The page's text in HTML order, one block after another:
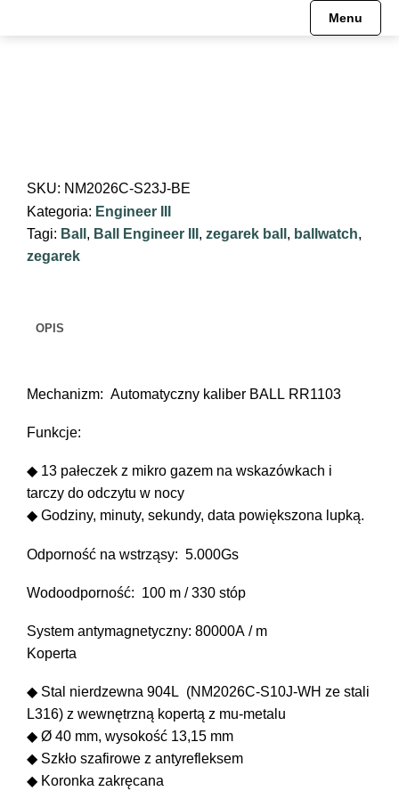
Menu
SKU: NM2026C-S23J-BE
Kategoria: Engineer III
Tagi: Ball , Ball Engineer III , zegarek ball , ballwatch,
zegarek
OPIS
Mechanizm: Automatyczny kaliber BALL RR1103
Funkcje:
◆ 13 pałeczek z mikro gazem na wskazówkach i
tarczy do odczytu w nocy
◆ Godziny, minuty, sekundy, data powiększona lupką.
Odporność na wstrząsy: 5.000Gs
Wodoodporność: 100 m / 330 stóp
System antymagnetyczny: 80000A / m
Koperta
◆ Stal nierdzewna 904L (NM2026C-S10J-WH ze stali
L316) z wewnętrzną kopertą z mu-metalu
◆ Ø 40 mm, wysokość 13,15 mm
◆ Szkło szafirowe z antyrefleksem
◆ Koronka zakręcana